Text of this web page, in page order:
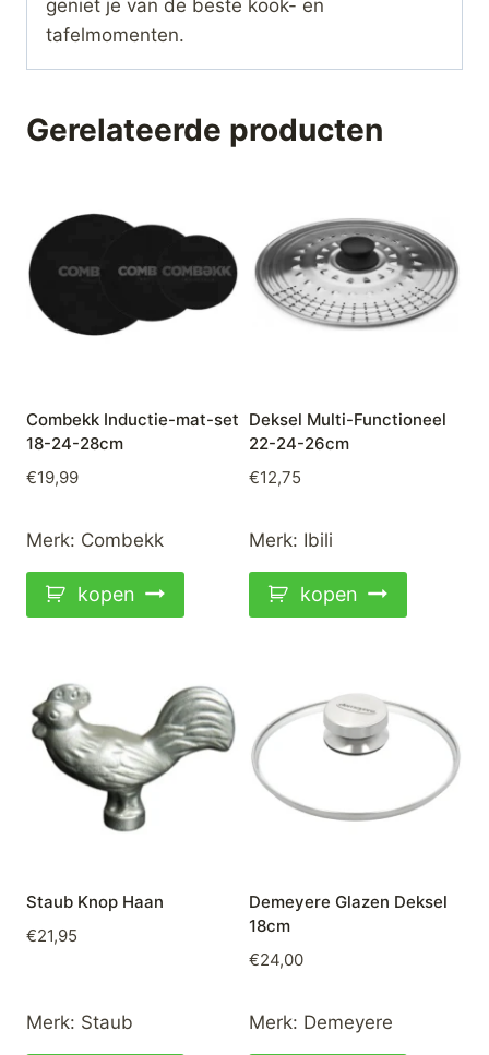
geniet je van de beste kook- en
tafelmomenten.
Gerelateerde producten
Combekk Inductie-mat-set
18-24-28cm
€19,99
Merk: Combekk
kopen
Deksel Multi-Functioneel
22-24-26cm
€12,75
Merk: Ibili
kopen
Staub Knop Haan
€21,95
Merk: Staub
Demeyere Glazen Deksel
18cm
€24,00
Merk: Demeyere